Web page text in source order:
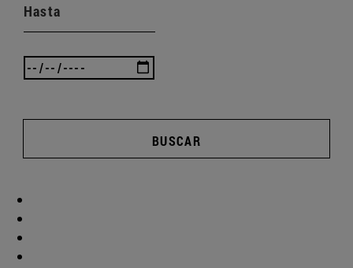
Hasta
BUSCAR